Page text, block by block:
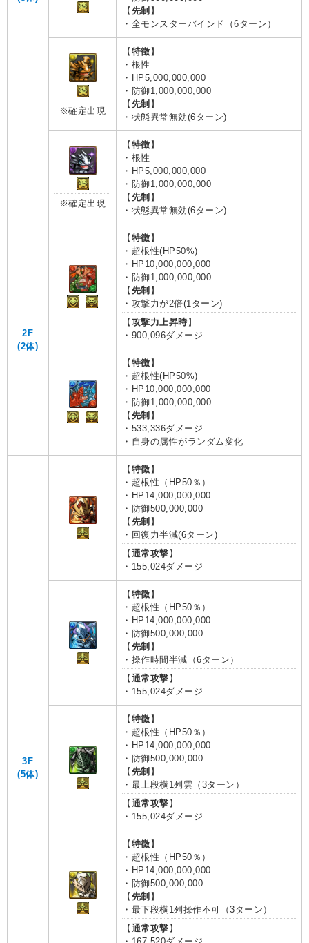
【 先制 】
・全モンスターバインド（6ターン）
※確定出現
【 特徴 】
・根性
・HP5,000,000,000
・防御1,000,000,000
【 先制 】
・状態異常無効(6ターン)
※確定出現
【 特徴 】
・根性
・HP5,000,000,000
・防御1,000,000,000
【 先制 】
・状態異常無効(6ターン)
2F
(2体)
【 特徴 】
・超根性(HP50%)
・HP10,000,000,000
・防御1,000,000,000
【 先制 】
・攻撃力が2倍(1ターン)
【 攻撃力上昇時 】
・900,096ダメージ
【 特徴 】
・超根性(HP50%)
・HP10,000,000,000
・防御1,000,000,000
【 先制 】
・533,336ダメージ
・自身の属性がランダム変化
3F
(5体)
【 特徴 】
・超根性（HP50％）
・HP14,000,000,000
・防御500,000,000
【 先制 】
・回復力半減(6ターン)
【 通常攻撃 】
・155,024ダメージ
【 特徴 】
・超根性（HP50％）
・HP14,000,000,000
・防御500,000,000
【 先制 】
・操作時間半減（6ターン）
【 通常攻撃 】
・155,024ダメージ
【 特徴 】
・超根性（HP50％）
・HP14,000,000,000
・防御500,000,000
【 先制 】
・最上段横1列雲（3ターン）
【 通常攻撃 】
・155,024ダメージ
【 特徴 】
・超根性（HP50％）
・HP14,000,000,000
・防御500,000,000
【 先制 】
・最下段横1列操作不可（3ターン）
【 通常攻撃 】